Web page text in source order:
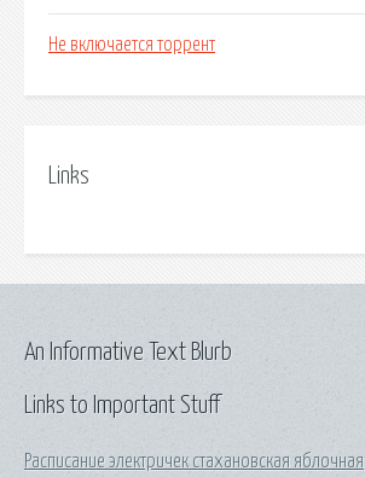
Не включается торрент
Links
Links to Important Stuff
Расписание электричек стахановская яблочная
An Informative Text Blurb